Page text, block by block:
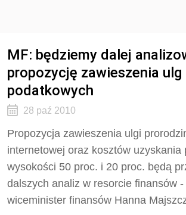
MF: będziemy dalej
propozycję zawieszenia ulg
podatkowych
28 paź 2010
Propozycja zawieszenia ulgi
internetowej oraz kosztów uzyskania
wysokości 50 proc. i 20 proc. będą
dalszych analiz w resorcie finansów -
wiceminister finansów Hanna